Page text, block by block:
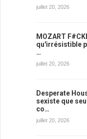
juillet 20, 2026
MOZART
qu'irrésistible
…
juillet 20, 2026
Desperate
sexiste que
co…
juillet 20, 2026